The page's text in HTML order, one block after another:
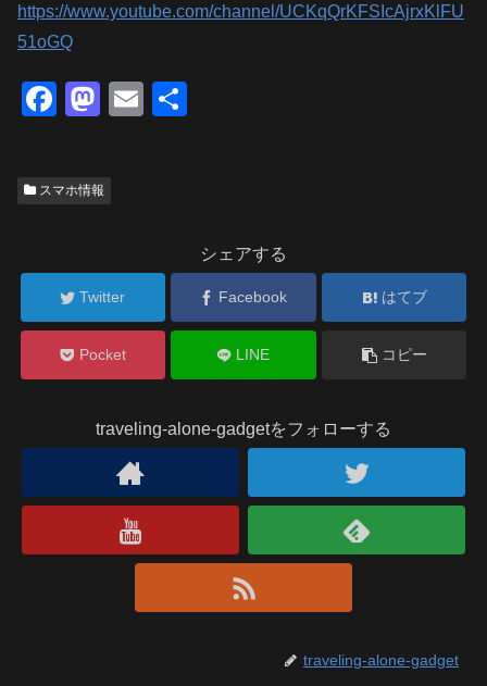
https://www.youtube.com/channel/UCKqQrKFSIcAjrxKlFU
51oGQ
F
c
e
o
o
k
M
st
o
o
n
E
スマホ情報
シェアする
Twitter Facebook はてブ
Pocket LINE コピー
traveling-alone-gadgetをフォローする
traveling-alone-gadget